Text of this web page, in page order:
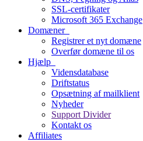
SSL-certifikater
Microsoft 365 Exchange
Domæner
Registrer et nyt domæne
Overfør domæne til os
Hjælp
Vidensdatabase
Driftstatus
Opsætning af mailklient
Nyheder
Support Divider
Kontakt os
Affiliates